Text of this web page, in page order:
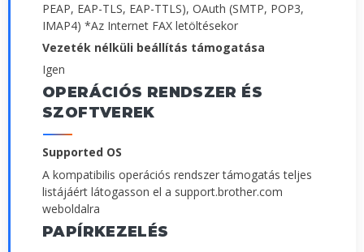
PEAP, EAP-TLS, EAP-TTLS), OAuth (SMTP, POP3,
IMAP4) *Az Internet FAX letöltésekor
Vezeték nélküli beállítás támogatása
Igen
OPERÁCIÓS RENDSZER ÉS
SZOFTVEREK
Supported OS
A kompatibilis operációs rendszer támogatás teljes
listájáért látogasson el a support.brother.com
weboldalra
PAPÍRKEZELÉS